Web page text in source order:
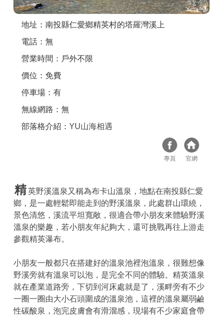
地址：南投縣仁愛鄉精英村的塔羅灣溪上
電話：無
營業時間：戶外不限
價位：免費
停車場：有
無線網路：無
部落格介紹： YU山海相遇
專頁 官網
精英野溪溫泉又稱為布卡山溫泉，地點在南投縣仁愛
鄉，是一處輕鬆即能走到的野溪溫泉，此處群山環繞，
景色清悠，溪流平坦寬敞，很適合帶小朋友來體驗野溪
溫泉的樂趣，若小朋友年紀夠大，還可挑戰再往上游走
參觀精英瀑布。
小朋友一般都只在搭建好的溫泉池裡泡溫泉，很難想像
野溪旁就有溫泉可以泡，是完全不同的體驗。精英溫泉
就在產業道路旁，下切到河床處就是了，溪畔旁有不少
一圈一圈由大小石頭圍成的溫泉池，這裡的溫泉屬弱鹼
性碳酸泉，泡完皮膚會有滑溜感，現場有不少家庭會帶